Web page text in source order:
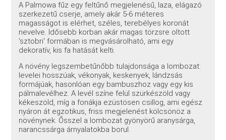
A Palmowa fűz egy feltűnő megjelenésű, laza, elágazó
szerkezetű cserje, amely akár 5-6 méteres
magasságot is elérhet, széles, terebélyes koronát
nevelve. Idősebb korban akár magas törzsre oltott
'sztobri' formában is megvásárolható, ami egy
dekoratív, kis fa hatását kelti.
A növény legszembetűnőbb tulajdonsága a lombozat:
levelei hosszúak, vékonyak, keskenyek, lándzsás
formájúak, hasonlóan egy bambuszhoz vagy egy kis
pálmalevélhez. A levél színe felül szürkészöld vagy
kékeszöld, míg a fonákja ezüstösen csillog, ami egész
nyáron át egzotikus, friss megjelenést kölcsönöz a
növénynek. Ősszel a lombozat gyönyörű aranysárga,
narancssárga árnyalatokba borul.